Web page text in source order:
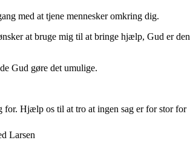
med at tjene mennesker omkring dig.
at bruge mig til at bringe hjælp, Gud er den
Gud gøre det umulige.
for. Hjælp os til at tro at ingen sag er for stor for
Larsen